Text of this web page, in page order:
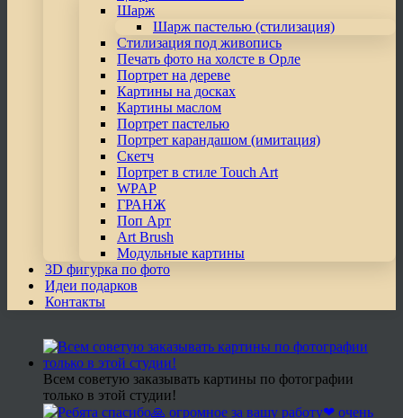
Шарж
Шарж пастелью (стилизация)
Стилизация под живопись
Печать фото на холсте в Орле
Портрет на дереве
Картины на досках
Картины маслом
Портрет пастелью
Портрет карандашом (имитация)
Скетч
Портрет в стиле Touch Art
WPAP
ГРАНЖ
Поп Арт
Art Brush
Модульные картины
3D фигурка по фото
Идеи подарков
Контакты
Всем советую заказывать картины по фотографии
только в этой студии!